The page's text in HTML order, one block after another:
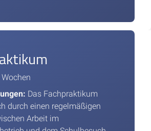
Das Fachpraktikum
durch einen regelmäßigen
Arbeit im